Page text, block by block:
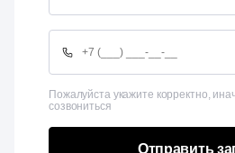
Пожалуйста укажите корректно,
созвониться
Отправить